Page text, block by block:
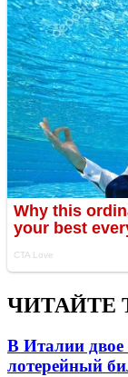
ЧИТАЙТЕ
В Италии
лотерейный